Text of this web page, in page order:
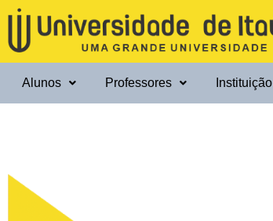
conteúdo
Alunos Professores Instituição